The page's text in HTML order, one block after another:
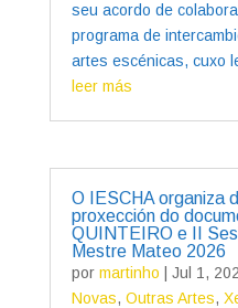
seu acordo de
programa de
artes escénicas, cuxo
leer más
O IESCHA organiza
proxección do
QUINTEIRO e II
Mestre Mateo 2026
por martinho Jul 1,
Novas, Outras Artes,